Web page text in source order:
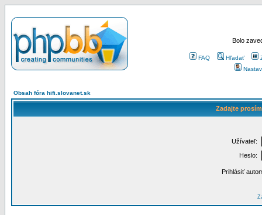
Bolo
FAQ Hľadať
Obsah fóra hifi.slovanet.sk
Zadajte
Užívateľ:
Heslo:
Prihlásiť